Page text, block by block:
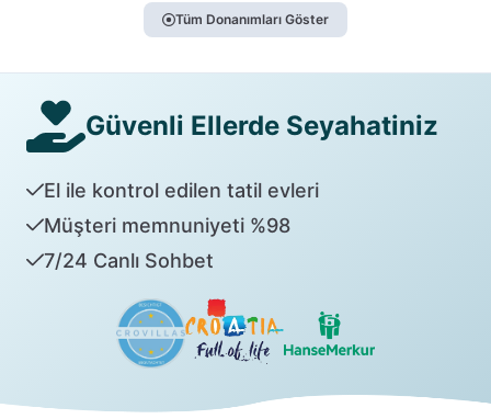
Tüm Donanımları Göster
Güvenli Ellerde Seyahatiniz
El ile kontrol edilen tatil evleri
Müşteri memnuniyeti %98
7/24 Canlı Sohbet